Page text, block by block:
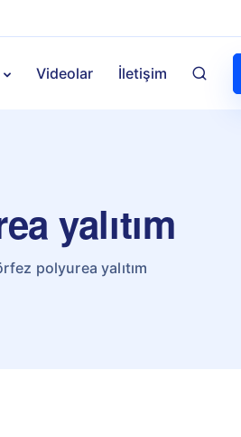
Videolar İletişim
yalıtım
polyurea yalıtım